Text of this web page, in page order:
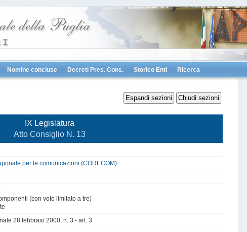
Nomine concluse Decreti Pres. Cons. Storico Enti Ricerca
IX Legislatura
Atto Consiglio N. 13
per le comunicazioni (CORECOM)
(con voto limitato a tre)
28 febbraio 2000, n. 3 - art. 3